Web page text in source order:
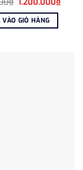
là:
1.800.000₫.
VÀO GIỎ HÀNG